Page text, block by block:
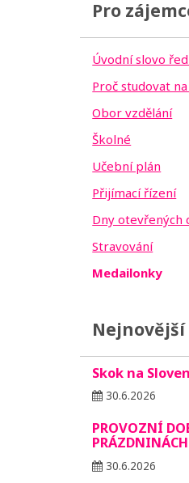
Pro
Úvodní slovo
Proč studovat
Obor vzdělání
Školné
Učební plán
Přijímací řízení
Dny otevřených
Stravování
Medailonky
Skok na
30.6.2026
PROVOZNÍ
PRÁZDNINÁCH
30.6.2026